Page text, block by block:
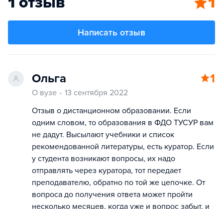
Написать отзыв
Ольга 1
О вузе
13 сентября 2022
Отзыв о дистанционном образовании. Если
одним словом, то образования в ФДО ТУСУР вам
не дадут. Высылают учебники и список
рекомендованной литературы, есть куратор. Если
у студента возникают вопросы, их надо
отправлять через куратора, тот передает
преподавателю, обратно по той же цепочке. От
вопроса до получения ответа может пройти
несколько месяцев, когда уже и вопрос забыт, и